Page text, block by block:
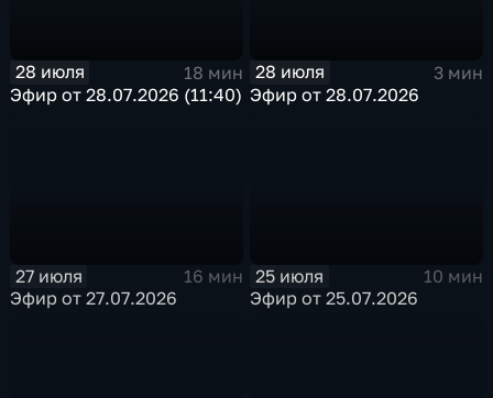
28 июля
18 мин
Эфир от 28.07.2026 (11:40)
28 июля
3 мин
Эфир от 28.07.2026
27 июля
16 мин
Эфир от 27.07.2026
25 июля
10 мин
Эфир от 25.07.2026